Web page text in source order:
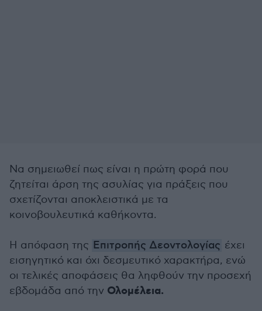
Να σημειωθεί πως είναι η πρώτη φορά που
ζητείται άρση της ασυλίας για πράξεις που
σχετίζονται αποκλειστικά με τα
κοινοβουλευτικά καθήκοντα.
Η απόφαση της Επιτροπής Δεοντολογίας έχει
εισηγητικό και όχι δεσμευτικό χαρακτήρα, ενώ
οι τελικές αποφάσεις θα ληφθούν την προσεχή
εβδομάδα από την Ολομέλεια.